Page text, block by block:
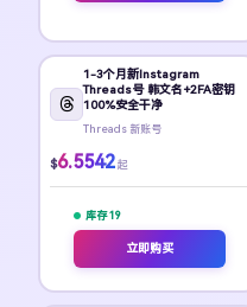
1-3个月新Instagram
Threads号 韩文名+2FA密钥
100%安全干净
Threads 新账号
$6.5542 起
库存 19
立即购买